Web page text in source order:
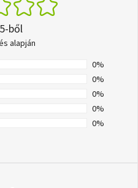
ből
alapján
0%
0%
0%
0%
0%